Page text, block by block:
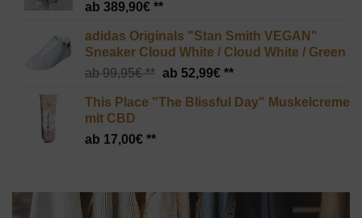
389,90€
adidas Originals "Stan Smith VEGAN"
Sneaker Cloud White / Cloud White / Green
99,95€
Ursprünglicher
war:
52,99€
Aktueller
ist:
This Place "The Blissful Day" Muskelcreme
mit CBD
17,00€